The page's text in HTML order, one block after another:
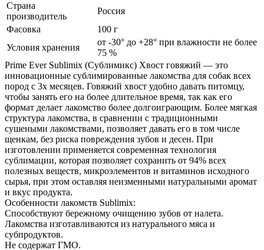
Страна
производитель
Россия
Фасовка
100 г
Условия хранения
от -30° до +28° при влажности не более
75 %
Prime Ever Sublimix (Сублимикс) Хвост говяжий — это
инновационные сублимированные лакомства для собак всех
пород с 3х месяцев. Говяжий хвост удобно давать питомцу,
чтобы занять его на более длительное время, так как его
формат делает лакомство более долгоиграющим. Более мягкая
структура лакомства, в сравнении с традиционными
сушеными лакомствами, позволяет давать его в том числе
щенкам, без риска повреждения зубов и десен. При
изготовлении применяется современная технология
сублимации, которая позволяет сохранить от 94% всех
полезных веществ, микроэлементов и витаминов исходного
сырья, при этом оставляя неизменными натуральными аромат
и вкус продукта.
Особенности лакомств Sublimix:
Способствуют бережному очищению зубов от налета.
Лакомства изготавливаются из натурального мяса и
субпродуктов.
Не содержат ГМО.